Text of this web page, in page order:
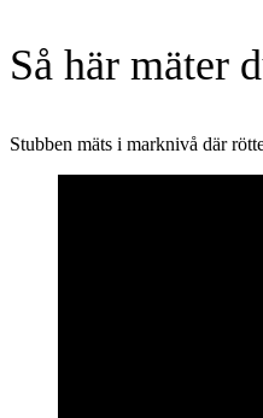
Så här mäter
Stubben mäts i marknivå där